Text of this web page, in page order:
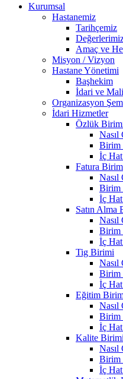
Kurumsal
Hastanemiz
Tarihçemiz
Amaç ve
Misyon / Vizyon
Hastane Yönetimi
Başhekim
İdari ve
Organizasyon
İdari Hizmetler
Özlük
Nasıl
Birim
İç
Fatura
Nasıl
Birim
İç
Satın Alma
Nasıl
Birim
İç
Tig Birimi
Nasıl
Birim
İç
Eğitim
Nasıl
Birim
İç
Kalite Birimi
Nasıl
Birim
İç